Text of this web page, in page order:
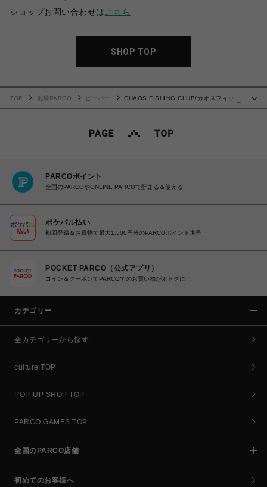
ショップお問い合わせは こちら
SHOP TOP
TOP 池袋PARCO ビーバー
CHAOS FISHING CLUB/カオスフィッシ
PARCOポイント
全国のPARCOやONLINE PARCOで貯まる＆使える
ポケパル払い
初回登録＆お買物で最大1,500円分のPARCOポイント進呈
POCKET PARCO（公式アプリ）
コイン＆クーポンでPARCOでのお買い物がオトクに
カテゴリー
全カテゴリーから探す
culture TOP
POP-UP SHOP TOP
PARCO GAMES TOP
全国のPARCO店舗
初めてのお客様へ